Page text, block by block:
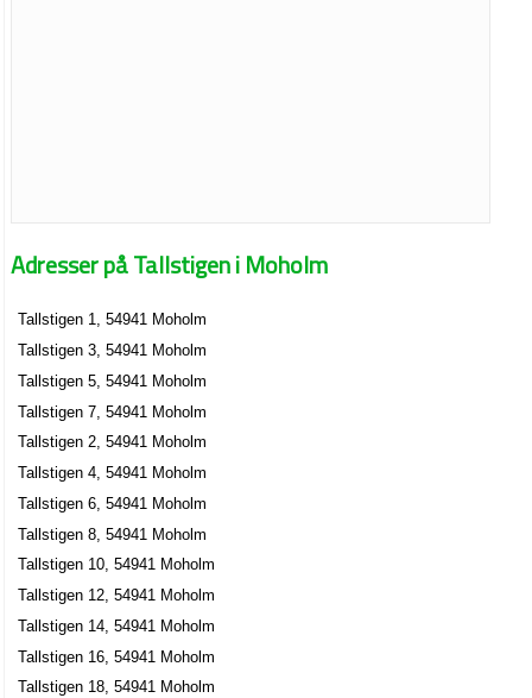
Adresser på Tallstigen i Moholm
Tallstigen 1, 54941 Moholm
Tallstigen 3, 54941 Moholm
Tallstigen 5, 54941 Moholm
Tallstigen 7, 54941 Moholm
Tallstigen 2, 54941 Moholm
Tallstigen 4, 54941 Moholm
Tallstigen 6, 54941 Moholm
Tallstigen 8, 54941 Moholm
Tallstigen 10, 54941 Moholm
Tallstigen 12, 54941 Moholm
Tallstigen 14, 54941 Moholm
Tallstigen 16, 54941 Moholm
Tallstigen 18, 54941 Moholm